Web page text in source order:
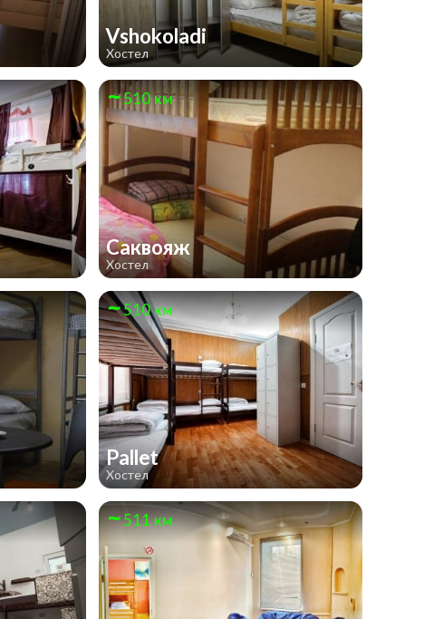
Vshokoladi
Хостел
510 км
Саквояж
Хостел
510 км
Pallet
Хостел
511 км